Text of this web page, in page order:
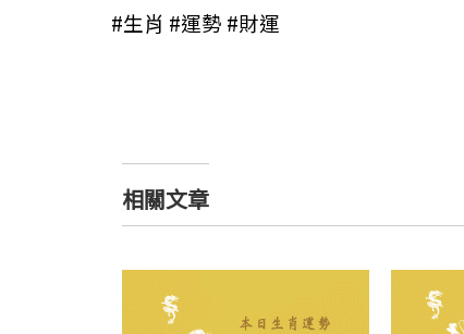
#生肖 #運勢 #財運
相關文章